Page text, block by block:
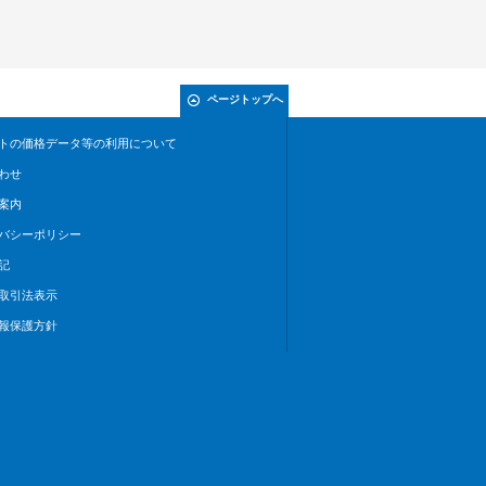
ページトップへ
の価格データ等の利用について
せ
内
シーポリシー
引法表示
保護方針